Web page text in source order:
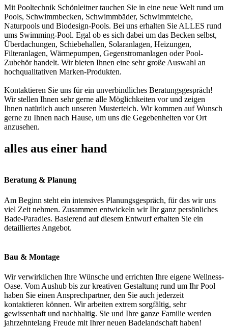
Mit Pooltechnik Schönleitner tauchen Sie in eine neue Welt rund um
Pools, Schwimmbecken, Schwimmbäder, Schwimmteiche,
Naturpools und Biodesign-Pools. Bei uns erhalten Sie ALLES rund
ums Swimming-Pool. Egal ob es sich dabei um das Becken selbst,
Überdachungen, Schiebehallen, Solaranlagen, Heizungen,
Filteranlagen, Wärmepumpen, Gegenstromanlagen oder Pool-
Zubehör handelt. Wir bieten Ihnen eine sehr große Auswahl an
hochqualitativen Marken-Produkten.
Kontaktieren Sie uns für ein unverbindliches Beratungsgespräch!
Wir stellen Ihnen sehr gerne alle Möglichkeiten vor und zeigen
Ihnen natürlich auch unseren Musterteich. Wir kommen auf Wunsch
gerne zu Ihnen nach Hause, um uns die Gegebenheiten vor Ort
anzusehen.
alles aus einer hand
Beratung & Planung
Am Beginn steht ein intensives Planungsgespräch, für das wir uns
viel Zeit nehmen. Zusammen entwickeln wir Ihr ganz persönliches
Bade-Paradies. Basierend auf diesem Entwurf erhalten Sie ein
detailliertes Angebot.
Bau & Montage
Wir verwirklichen Ihre Wünsche und errichten Ihre eigene Wellness-
Oase. Vom Aushub bis zur kreativen Gestaltung rund um Ihr Pool
haben Sie einen Ansprechpartner, den Sie auch jederzeit
kontaktieren können. Wir arbeiten extrem sorgfältig, sehr
gewissenhaft und nachhaltig. Sie und Ihre ganze Familie werden
jahrzehntelang Freude mit Ihrer neuen Badelandschaft haben!